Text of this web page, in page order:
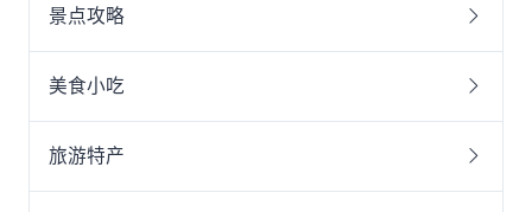
景点攻略
美食小吃
旅游特产